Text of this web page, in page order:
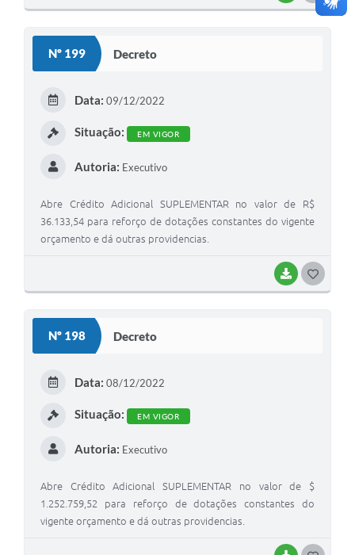
Nº 199 Decreto
BAIXAR
Data: 09/12/2022
Situação: EM VIGOR
Autoria: Executivo
Abre Crédito Adicional SUPLEMENTAR no valor de R$
36.133,54 para reforço de dotações constantes do vigente
orçamento e dá outras providencias.
Nº 198 Decreto
Data: 08/12/2022
Situação: EM VIGOR
Autoria: Executivo
Abre Crédito Adicional SUPLEMENTAR no valor de $
1.252.759,52 para reforço de dotações constantes do
vigente orçamento e dá outras providencias.